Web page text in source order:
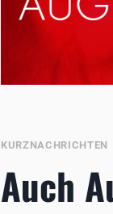
KURZNACHRICHTEN
Auch